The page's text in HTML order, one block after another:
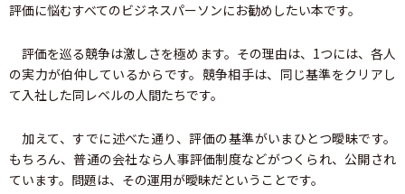
評価に悩むすべてのビジネスパーソンにお勧めしたい本です。
評価を巡る競争は激しさを極めます。その理由は、1つには、各人
の実力が伯仲しているからです。競争相手は、同じ基準をクリアし
て入社した同レベルの人間たちです。
加えて、すでに述べた通り、評価の基準がいまひとつ曖昧です。
もちろん、普通の会社なら人事評価制度などがつくられ、公開され
ています。問題は、その運用が曖昧だということです。